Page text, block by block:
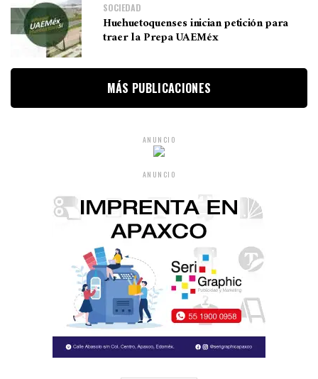
SOCIEDAD
Huehuetoquenses inician petición para
traer la Prepa UAEMéx
MÁS PUBLICACIONES
ANUNCIO
ANUNCIO